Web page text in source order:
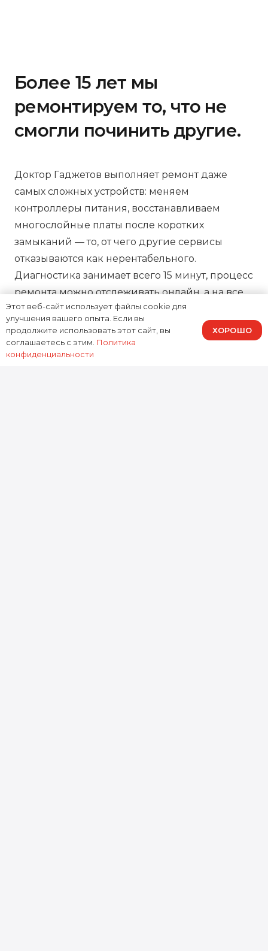
Более 15 лет мы
ремонтируем то, что не
смогли починить другие.
Доктор Гаджетов выполняет ремонт даже
самых сложных устройств: меняем
контроллеры питания, восстанавливаем
многослойные платы после коротких
замыканий — то, от чего другие сервисы
отказываются как нерентабельного.
Диагностика занимает всего 15 минут, процесс
ремонта можно отслеживать онлайн, а на все
работы предоставляем зафиксированную в
договоре гарантию, подтверждая нашу
ответственность за результат.
Этот веб-сайт использует файлы cookie для
улучшения вашего опыта. Если вы
продолжите использовать этот сайт, вы
соглашаетесь с этим. Политика
конфиденциальности
ХОРОШО